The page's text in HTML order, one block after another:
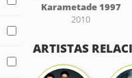
Karametade 1997
2010
ARTISTAS